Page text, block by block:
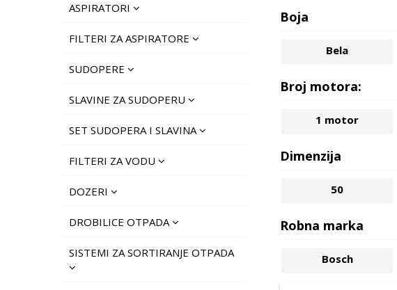
ASPIRATORI
FILTERI ZA ASPIRATORE
SUDOPERE
SLAVINE ZA SUDOPERU
SET SUDOPERA I SLAVINA
FILTERI ZA VODU
DOZERI
DROBILICE OTPADA
SISTEMI ZA SORTIRANJE OTPADA
Boja
Bela
Broj motora:
1 motor
Dimenzija
50
Robna marka
Bosch